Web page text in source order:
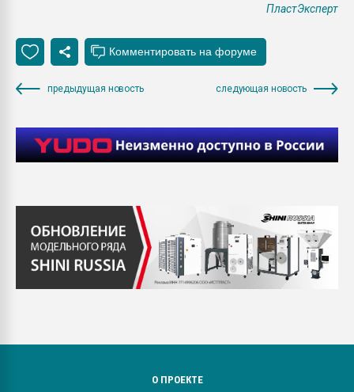
ПластЭксперт
предыдущая новость следующая новость
О ПРОЕКТЕ